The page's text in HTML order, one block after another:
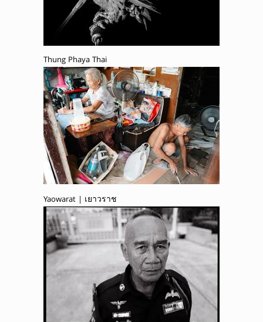
Thung Phaya Thai
Yaowarat | เยาวราช